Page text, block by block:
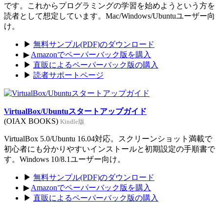
です。これからプログラミングの学習を始めようという方を
読者として想定しています。Mac/Windows/Ubuntuユーザー向
け。
▶ 無料サンプル(PDF)のダウンロード
▶ Amazonでペーパーバック版を購入
▶ 直販によるペーパーバック版の購入
▶ 読者サポートページ
VirtualBox/Ubuntuスタートアップガイド
(OIAX BOOKS) Kindle版
VirtualBox 5.0/Ubuntu 16.04対応。スクリーンショット満載で
初心者にも分かりやすいインストールと初期設定の手順書で
す。Windows 10/8.1ユーザー向け。
▶ 無料サンプル(PDF)のダウンロード
▶ Amazonでペーパーバック版を購入
▶ 直販によるペーパーバック版の購入